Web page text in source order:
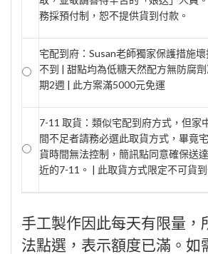
務採預付制，恕不提供貨到付款。
宅配到府：Susan老師獨家保護措施
不到 | 甜點均為低糖天然配方無防腐
期2週 | 此方案滿5000元免運
7-11 取貨：類似宅配到府方式，但家
間不足者請務必選此取貨方式，畢竟
貨時間無法控制，簡訊點同意確保送
近的7-11。 | 此取貨方式限定不可貨
手工製作因此每天有限量，
法點選，表示額度已滿。如